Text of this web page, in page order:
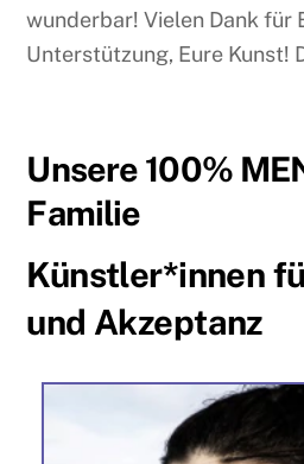
wunderbar! Vielen Dank für
Unterstützung, Eure Kunst!
Unsere 100%
Familie
Künstler*innen
und Akzeptanz